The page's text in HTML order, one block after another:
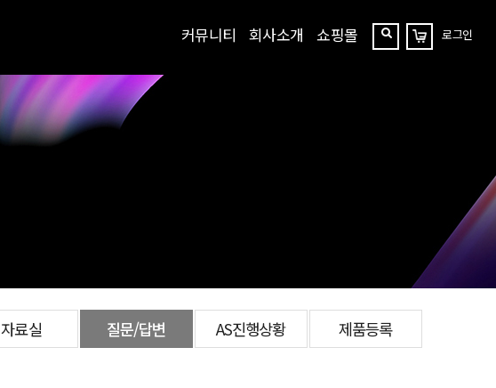
커뮤니티 회사소개 쇼핑몰
찾
장
바
로그인
자료실 질문/답변 AS진행상황 제품등록